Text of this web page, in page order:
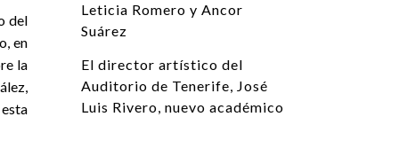
del
en
la
Leticia Romero y Ancor
Suárez
El director artístico del
Auditorio de Tenerife, José
Luis Rivero, nuevo académico